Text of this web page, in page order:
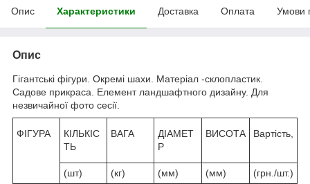
Опис Характеристики Доставка Оплата Умови
Опис
Гігантські фігури. Окремі шахи. Матеріал -склопластик.
Садове прикраса. Елемент ландшафтного дизайну. Для
незвичайної фото сесії.
ФІГУРА
КІЛЬКІС
ТЬ
ВАГА
ДІАМЕТ
Р
ВИСОТА Вартість,
(шт) (кг) (мм) (мм) (грн./шт.)